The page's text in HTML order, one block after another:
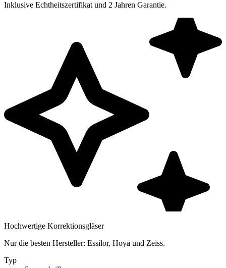
Inklusive Echtheitszertifikat und 2 Jahren Garantie.
Hochwertige Korrektionsgläser
Nur die besten Hersteller: Essilor, Hoya und Zeiss.
Typ